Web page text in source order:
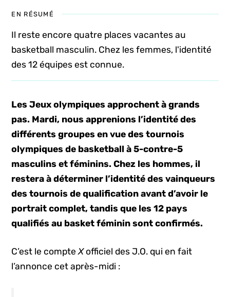
EN RÉSUMÉ
Il reste encore quatre places vacantes au
basketball masculin. Chez les femmes, l'identité
des 12 équipes est connue.
Les Jeux olympiques approchent à grands
pas. Mardi, nous apprenions l’identité des
différents groupes en vue des tournois
olympiques de basketball à 5-contre-5
masculins et féminins. Chez les hommes, il
restera à déterminer l’identité des vainqueurs
des tournois de qualification avant d’avoir le
portrait complet, tandis que les 12 pays
qualifiés au basket féminin sont confirmés.
C’est le compteXofficiel des J.O. qui en fait
l’annonce cet après-midi :